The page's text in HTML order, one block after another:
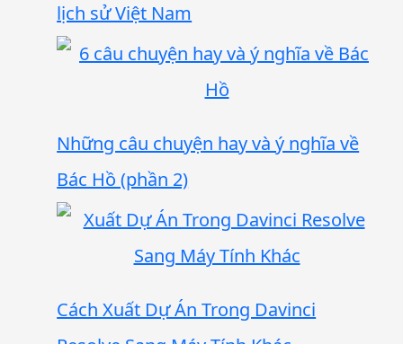
lịch sử Việt Nam
Những câu chuyện hay và ý nghĩa về
Bác Hồ (phần 2)
Cách Xuất Dự Án Trong Davinci